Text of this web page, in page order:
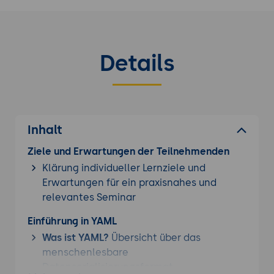
Details
Inhalt
Ziele und Erwartungen der Teilnehmenden
Klärung individueller Lernziele und
Erwartungen für ein praxisnahes und
relevantes Seminar
Einführung in YAML
Was ist YAML? Übersicht über das
menschenlesbare